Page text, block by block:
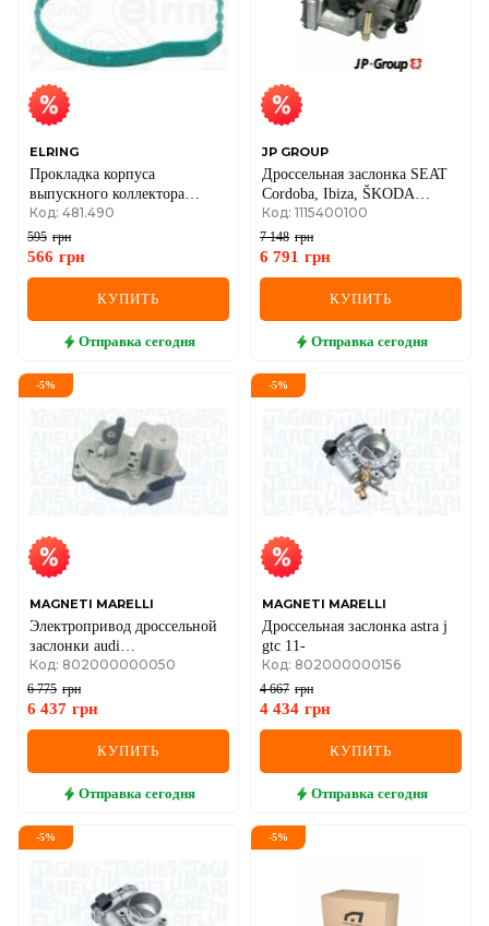
ELRING
Прокладка корпуса
выпускного коллектора
captiva (c100, c140) 2.4 11-,
opel antara a (l07) 2.4 4x4 10-
Код: 481.490
595 грн
566 грн
КУПИТЬ
Отправка сегодня
JP GROUP
Дроссельная заслонка SEAT
Cordoba, Ibiza, ŠKODA
Felicia, Volkswagen Golf III,
Polo, Vento
Код: 1115400100
7 148 грн
6 791 грн
КУПИТЬ
Отправка сегодня
-5%
MAGNETI MARELLI
Электропривод дроссельной
заслонки audi
a4/5/6,q7,touareg 3.0/4.2tdi 06-
vw
Код: 802000000050
6 775 грн
6 437 грн
КУПИТЬ
Отправка сегодня
-5%
MAGNETI MARELLI
Дроссельная заслонка astra j
gtc 11-
Код: 802000000156
4 667 грн
4 434 грн
КУПИТЬ
Отправка сегодня
-5% -5%